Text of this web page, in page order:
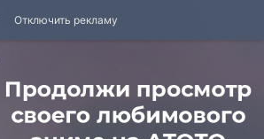
Отключить рекламу